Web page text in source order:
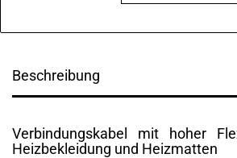
Beschreibung
Verbindungskabel mit hoher
Heizbekleidung und Heizmatten